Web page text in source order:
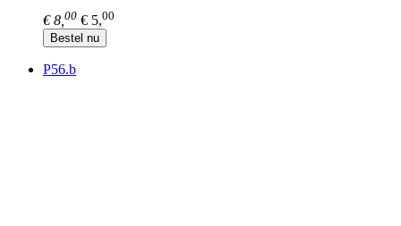
€ 8,00 € 5,00
Bestel nu
P56.b